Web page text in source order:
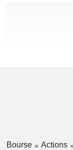
Bourse Actions